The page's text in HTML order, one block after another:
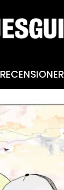
RECENSIONER